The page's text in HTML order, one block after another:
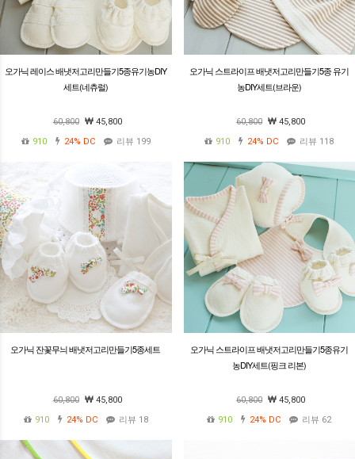
오가닉 레이스 배냇저고리만들기5종유기농DIY
세트(네츄럴)
60,800
45,800
910
24% DC 리뷰 199
오가닉 스트라이프 배냇저고리만들기5종 유기
농DIY세트(브라운)
60,800
45,800
910
24% DC 리뷰 118
오가닉 잔꽃무늬 배냇저고리만들기5종세트
60,800
45,800
910
24% DC 리뷰 18
오가닉 스트라이프 배냇저고리만들기5종유기
농DIY세트(핑크 리본)
60,800
45,800
910
24% DC 리뷰 62